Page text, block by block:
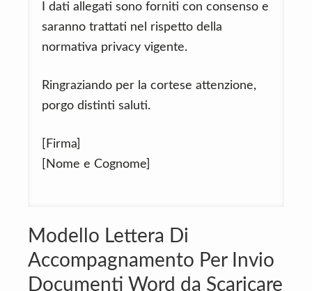
I dati allegati sono forniti con consenso e
saranno trattati nel rispetto della
normativa privacy vigente.
Ringraziando per la cortese attenzione,
porgo distinti saluti.
[Firma]
[Nome e Cognome]
Modello Lettera Di
Accompagnamento Per Invio
Documenti Word da Scaricare